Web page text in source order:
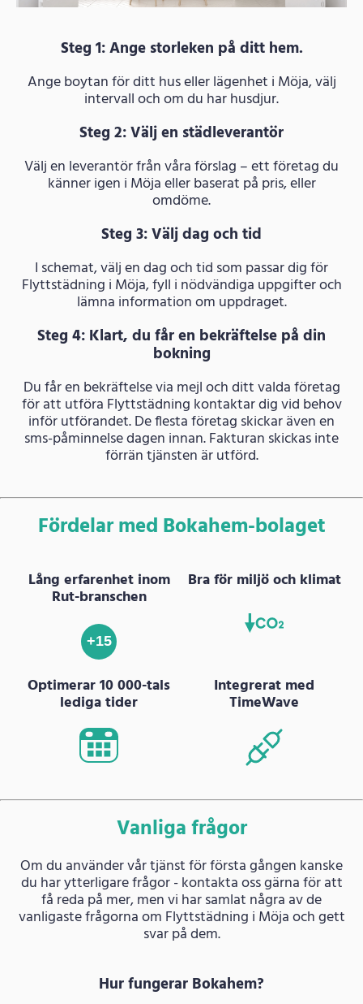
Steg 1: Ange storleken på ditt hem.
Ange boytan för ditt hus eller lägenhet i Möja, välj
intervall och om du har husdjur.
Steg 2: Välj en städleverantör
Välj en leverantör från våra förslag – ett företag du
känner igen i Möja eller baserat på pris, eller
omdöme.
Steg 3: Välj dag och tid
I schemat, välj en dag och tid som passar dig för
Flyttstädning i Möja, fyll i nödvändiga uppgifter och
lämna information om uppdraget.
Steg 4: Klart, du får en bekräftelse på din
bokning
Du får en bekräftelse via mejl och ditt valda företag
för att utföra Flyttstädning kontaktar dig vid behov
inför utförandet. De flesta företag skickar även en
sms-påminnelse dagen innan. Fakturan skickas inte
förrän tjänsten är utförd.
Fördelar med Bokahem-bolaget
Lång erfarenhet inom
Rut-branschen
+15
Bra för miljö och klimat
Optimerar 10 000-tals
lediga tider
Integrerat med
TimeWave
Vanliga frågor
Om du använder vår tjänst för första gången kanske
du har ytterligare frågor - kontakta oss gärna för att
få reda på mer, men vi har samlat några av de
vanligaste frågorna om Flyttstädning i Möja och gett
svar på dem.
Hur fungerar Bokahem?